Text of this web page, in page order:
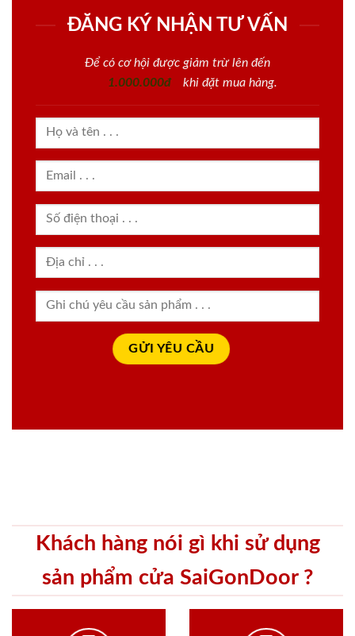
ĐĂNG KÝ NHẬN TƯ VẤN
Để có cơ hội được giảm trừ lên đến
1.000.000đ
khi đặt mua hàng.
Khách hàng nói gì khi sử dụng
sản phẩm cửa SaiGonDoor ?